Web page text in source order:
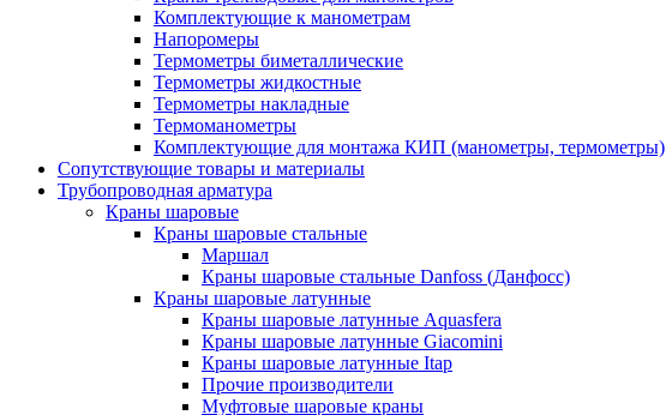
Комплектующие к манометрам
Напоромеры
Термометры биметаллические
Термометры жидкостные
Термометры накладные
Термоманометры
Комплектующие для монтажа КИП (манометры, термометры)
Сопутствующие товары и материалы
Трубопроводная арматура
Краны шаровые
Краны шаровые стальные
Маршал
Краны шаровые стальные Danfoss (Данфосс)
Краны шаровые латунные
Краны шаровые латунные Aquasfera
Краны шаровые латунные Giacomini
Краны шаровые латунные Itap
Прочие производители
Муфтовые шаровые краны